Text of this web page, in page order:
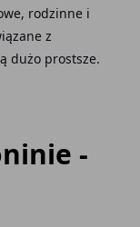
rodzinne i
z
dużo prostsze.
-